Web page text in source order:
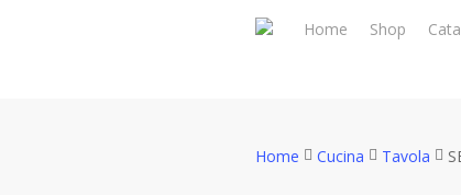
Home Shop
Home Cucina Tavola